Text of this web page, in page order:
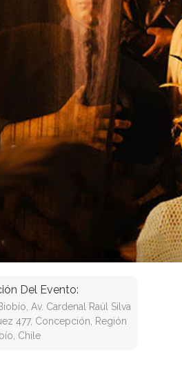
Del Evento:
Av. Cardenal Raúl Silva
477, Concepción, Región
Chile